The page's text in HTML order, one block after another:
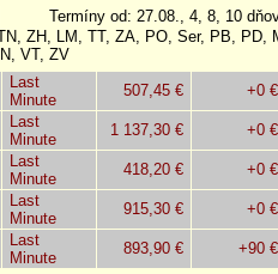
Termíny od: 27.08., 4, 8, 10
ZH, LM, TT, ZA, PO, Ser, PB, PD,
VT, ZV
Last
Minute
507,45 € +0 €
Last
Minute
1 137,30 € +0 €
Last
Minute
418,20 € +0 €
Last
Minute
915,30 € +0 €
Last
Minute
893,90 €
+90 €